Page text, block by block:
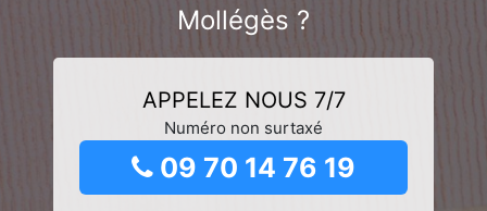
Mollégès ?
APPELEZ NOUS 7/7
Numéro non surtaxé
09 70 14 76 19